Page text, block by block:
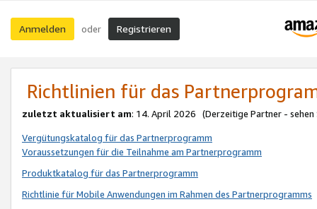
Anmelden oder Registrieren
Richtlinien für das
zuletzt aktualisiert am: 14. April 2026 (Derzeitige Partner - sehen
Vergütungskatalog für das Partnerprogramm
Voraussetzungen für die Teilnahme am Partnerprogramm
Produktkatalog für das Partnerprogramm
Richtlinie für Mobile Anwendungen im Rahmen des Partnerprogramms